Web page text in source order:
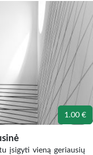
1.00 €
įsigyti vieną geriausių